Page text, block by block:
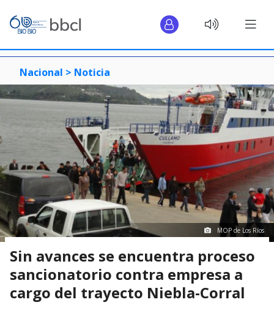
Nacional > Noticia
MOP de Los Ríos
Sin avances se encuentra proceso
sancionatorio contra empresa a
cargo del trayecto Niebla-Corral